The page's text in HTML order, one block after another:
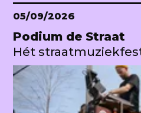
05/09/2026
Podium de Straat
Hét